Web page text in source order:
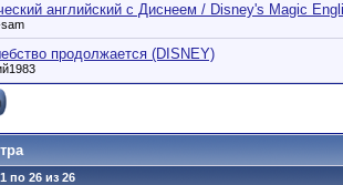
английский с Диснеем / Disney's Magic
продолжается (DISNEY)
по 26 из 26